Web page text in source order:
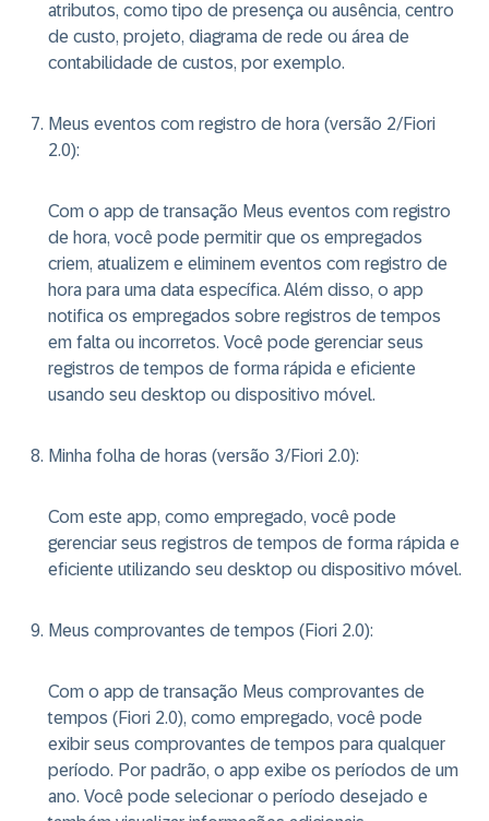
atributos, como tipo de presença ou ausência, centro
de custo, projeto, diagrama de rede ou área de
contabilidade de custos, por exemplo.
Meus eventos com registro de hora (versão 2/Fiori
2.0):
Com o app de transação Meus eventos com registro
de hora, você pode permitir que os empregados
criem, atualizem e eliminem eventos com registro de
hora para uma data específica. Além disso, o app
notifica os empregados sobre registros de tempos
em falta ou incorretos. Você pode gerenciar seus
registros de tempos de forma rápida e eficiente
usando seu desktop ou dispositivo móvel.
Minha folha de horas (versão 3/Fiori 2.0):
Com este app, como empregado, você pode
gerenciar seus registros de tempos de forma rápida e
eficiente utilizando seu desktop ou dispositivo móvel.
Meus comprovantes de tempos (Fiori 2.0):
Com o app de transação Meus comprovantes de
tempos (Fiori 2.0), como empregado, você pode
exibir seus comprovantes de tempos para qualquer
período. Por padrão, o app exibe os períodos de um
ano. Você pode selecionar o período desejado e